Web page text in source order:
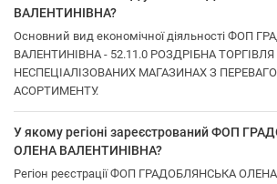
ВАЛЕНТИНІВНА?
Основний вид економічної діяльності ФОП
ВАЛЕНТИНІВНА - 52.11.0 РОЗДРІБНА ТОРГІВЛЯ
НЕСПЕЦІАЛІЗОВАНИХ МАГАЗИНАХ З
АСОРТИМЕНТУ.
У якому регіоні зареєстрований ФОП
ОЛЕНА ВАЛЕНТИНІВНА?
Регіон реєстрації ФОП ГРАДОБЛЯНСЬКА